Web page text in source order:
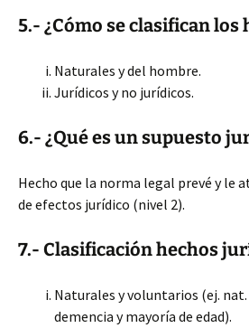
5.- ¿Cómo se clasifican los
Naturales y del hombre.
Jurídicos y no jurídicos.
6.- ¿Qué es un supuesto
Hecho que la norma legal prevé y le
de efectos jurídico (nivel 2).
7.- Clasificación hechos
Naturales y voluntarios (ej.
demencia y mayoría de edad).